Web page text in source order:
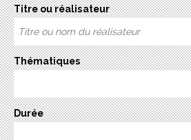
Titre ou réalisateur
Thématiques
Durée